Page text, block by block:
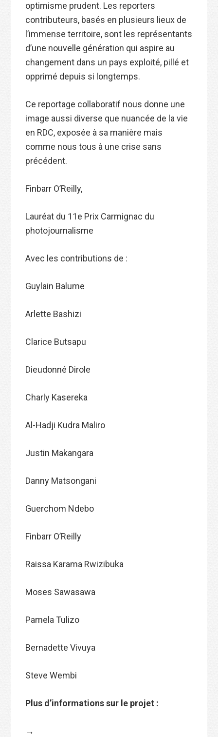
optimisme prudent. Les reporters
contributeurs, basés en plusieurs lieux de
l’immense territoire, sont les représentants
d’une nouvelle génération qui aspire au
changement dans un pays exploité, pillé et
opprimé depuis si longtemps.
Ce reportage collaboratif nous donne une
image aussi diverse que nuancée de la vie
en RDC, exposée à sa manière mais
comme nous tous à une crise sans
précédent.
Finbarr O’Reilly,
Lauréat du 11e Prix Carmignac du
photojournalisme
Avec les contributions de :
Guylain Balume
Arlette Bashizi
Clarice Butsapu
Dieudonné Dirole
Charly Kasereka
Al-Hadji Kudra Maliro
Justin Makangara
Danny Matsongani
Guerchom Ndebo
Finbarr O’Reilly
Raissa Karama Rwizibuka
Moses Sawasawa
Pamela Tulizo
Bernadette Vivuya
Steve Wembi
Plus d’informations sur le projet :
→